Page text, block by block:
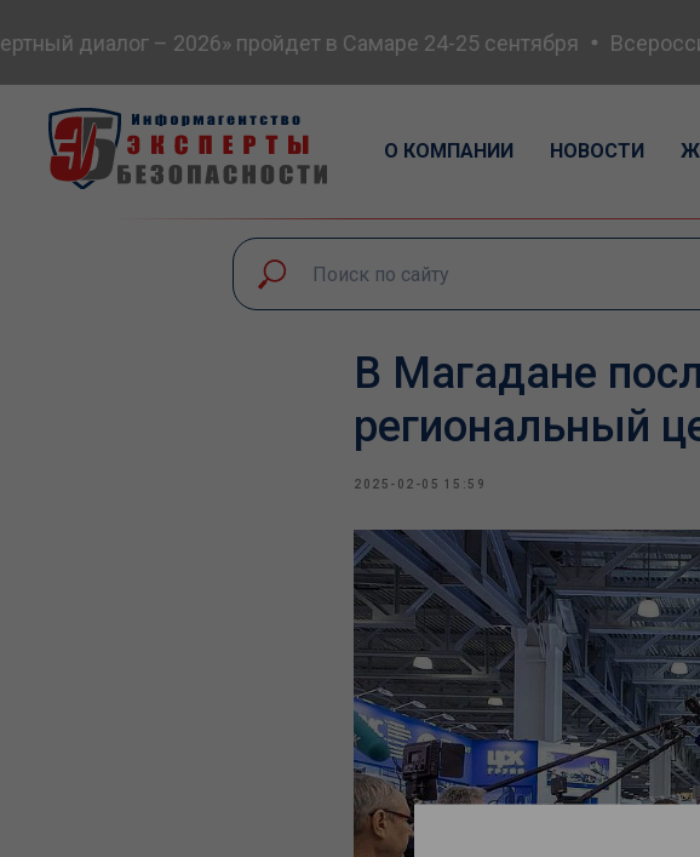
диалог – 2026» пройдет в Самаре 24-25 сентября
О КОМПАНИИ НОВОСТИ
В Магадане
региональный
2025-02-05 15:59